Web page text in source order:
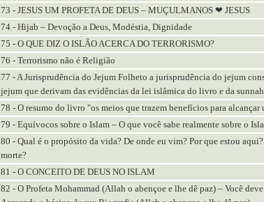
73 - JESUS UM PROFETA DE DEUS – MUÇULMANOS ❤ JESUS
74 - Hijab – Devoção a Deus, Modéstia, Dignidade
75 - O QUE DIZ O ISLÃO ACERCA DO TERRORISMO?
76 - Terrorismo não é Religião
77 - A Jurisprudência do Jejum Folheto a jurisprudência do jejum
jejum que derivam das evidências da lei islâmica do livro e da sunnah
78 - O resumo do livro "os meios que trazem benefícios para
79 - Equívocos sobre o Islam – O que você sabe realmente sobre o
80 - Qual é o propósito da vida? De onde eu vim? Por que estou
morte?
81 - O CONCEITO DE DEUS NO ISLAM
82 - O Profeta Mohammad (Allah o abençoe e lhe dê paz) – Você